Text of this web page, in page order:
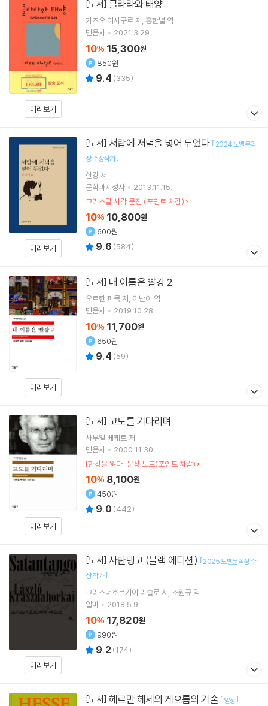
미리보기
[도서] 클라라와 태양
가즈오 이시구로 저 홍한별 역
민음사
2021.3.29.
10% 15,300원
850원
9.4 (335)
미리보기
[도서] 서랍에 저녁을 넣어 두었다 [ 2024 노벨문학
상 수상작가]
한강저
문학과지성사
2013.11.15.
크리스탈 사각 문진 (포인트 차감)
10% 10,800원
600원
9.6 (584)
미리보기
[도서] 내 이름은 빨강 2
오르한 파묵저 이난아역
민음사
2019.10.28.
10% 11,700원
650원
9.4 (59)
미리보기
[도서] 고도를 기다리며
사무엘 베케트 저
민음사
2000.11.30.
[한강을 읽다] 문장 노트(포인트 차감)
10% 8,100원
450원
9.0 (442)
미리보기
[도서] 사탄탱고 (블랙 에디션) [2025 노벨문학상 수
상 작가]
크러스너호르커이 라슬로 저 조원규 역
알마
2018.5.9.
10% 17,820원
990원
9.2 (174)
[도서] 헤르만 헤세의 게으름의 기술 [ 양장]